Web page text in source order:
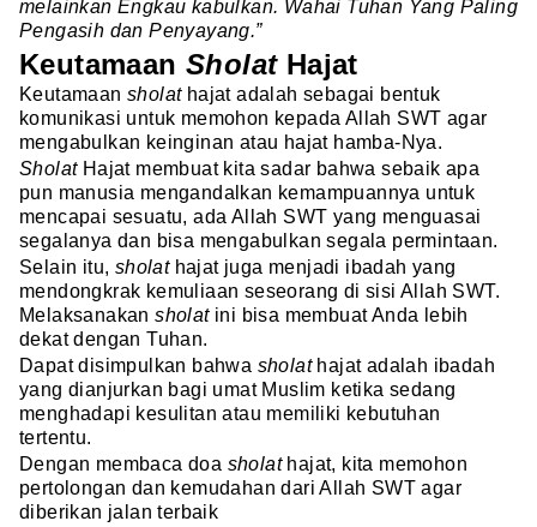
melainkan Engkau kabulkan. Wahai Tuhan Yang Paling
Pengasih dan Penyayang.”
Keutamaan SholatHajat
Keutamaan sholathajat adalah sebagai bentuk
komunikasi untuk memohon kepada Allah SWT agar
mengabulkan keinginan atau hajat hamba-Nya.
SholatHajat membuat kita sadar bahwa sebaik apa
pun manusia mengandalkan kemampuannya untuk
mencapai sesuatu, ada Allah SWT yang menguasai
segalanya dan bisa mengabulkan segala permintaan.
Selain itu, sholathajat juga menjadi ibadah yang
mendongkrak kemuliaan seseorang di sisi Allah SWT.
Melaksanakansholatini bisa membuat Anda lebih
dekat dengan Tuhan.
Dapat disimpulkan bahwa sholathajat adalah ibadah
yang dianjurkan bagi umat Muslim ketika sedang
menghadapi kesulitan atau memiliki kebutuhan
tertentu.
Dengan membaca doa sholathajat, kita memohon
pertolongan dan kemudahan dari Allah SWT agar
diberikan jalan terbaik